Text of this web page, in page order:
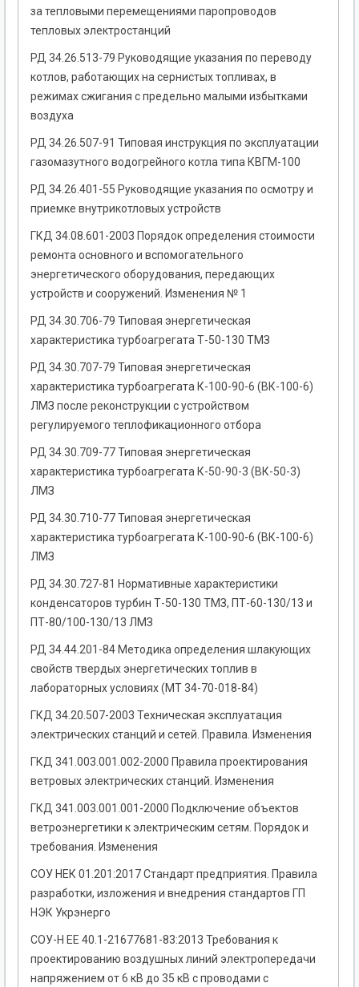
за тепловыми перемещениями паропроводов
тепловых электростанций
РД 34.26.513-79 Руководящие указания по переводу
котлов, работающих на сернистых топливах, в
режимах сжигания с предельно малыми избытками
воздуха
РД 34.26.507-91 Типовая инструкция по эксплуатации
газомазутного водогрейного котла типа КВГМ-100
РД 34.26.401-55 Руководящие указания по осмотру и
приемке внутрикотловых устройств
ГКД 34.08.601-2003 Порядок определения стоимости
ремонта основного и вспомогательного
энергетического оборудования, передающих
устройств и сооружений. Изменения № 1
РД 34.30.706-79 Типовая энергетическая
характеристика турбоагрегата Т-50-130 ТМЗ
РД 34.30.707-79 Типовая энергетическая
характеристика турбоагрегата К-100-90-6 (ВК-100-6)
ЛМЗ после реконструкции с устройством
регулируемого теплофикационного отбора
РД 34.30.709-77 Типовая энергетическая
характеристика турбоагрегата К-50-90-3 (ВК-50-3)
ЛМЗ
РД 34.30.710-77 Типовая энергетическая
характеристика турбоагрегата К-100-90-6 (ВК-100-6)
ЛМЗ
РД 34.30.727-81 Нормативные характеристики
конденсаторов турбин Т-50-130 ТМЗ, ПТ-60-130/13 и
ПТ-80/100-130/13 ЛМЗ
РД 34.44.201-84 Методика определения шлакующих
свойств твердых энергетических топлив в
лабораторных условиях (МТ 34-70-018-84)
ГКД 34.20.507-2003 Техническая эксплуатация
электрических станций и сетей. Правила. Изменения
ГКД 341.003.001.002-2000 Правила проектирования
ветровых электрических станций. Изменения
ГКД 341.003.001.001-2000 Подключение объектов
ветроэнергетики к электрическим сетям. Порядок и
требования. Изменения
СОУ НЕК 01.201:2017 Стандарт предприятия. Правила
разработки, изложения и внедрения стандартов ГП
НЭК Укрэнерго
СОУ-Н ЕЕ 40.1-21677681-83:2013 Требования к
проектированию воздушных линий электропередачи
напряжением от 6 кВ до 35 кВ с проводами с